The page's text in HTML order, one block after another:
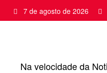
para
7 de agosto de 2026
Na velocidade da